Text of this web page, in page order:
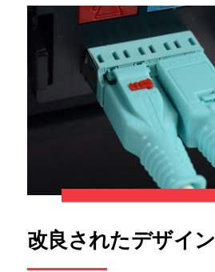
改良されたデザイン